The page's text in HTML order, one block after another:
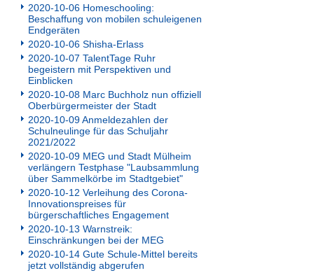
2020-10-06 Homeschooling:
Beschaffung von mobilen schuleigenen
Endgeräten
2020-10-06 Shisha-Erlass
2020-10-07 TalentTage Ruhr
begeistern mit Perspektiven und
Einblicken
2020-10-08 Marc Buchholz nun offiziell
Oberbürgermeister der Stadt
2020-10-09 Anmeldezahlen der
Schulneulinge für das Schuljahr
2021/2022
2020-10-09 MEG und Stadt Mülheim
verlängern Testphase "Laubsammlung
über Sammelkörbe im Stadtgebiet"
2020-10-12 Verleihung des Corona-
Innovationspreises für
bürgerschaftliches Engagement
2020-10-13 Warnstreik:
Einschränkungen bei der MEG
2020-10-14 Gute Schule-Mittel bereits
jetzt vollständig abgerufen